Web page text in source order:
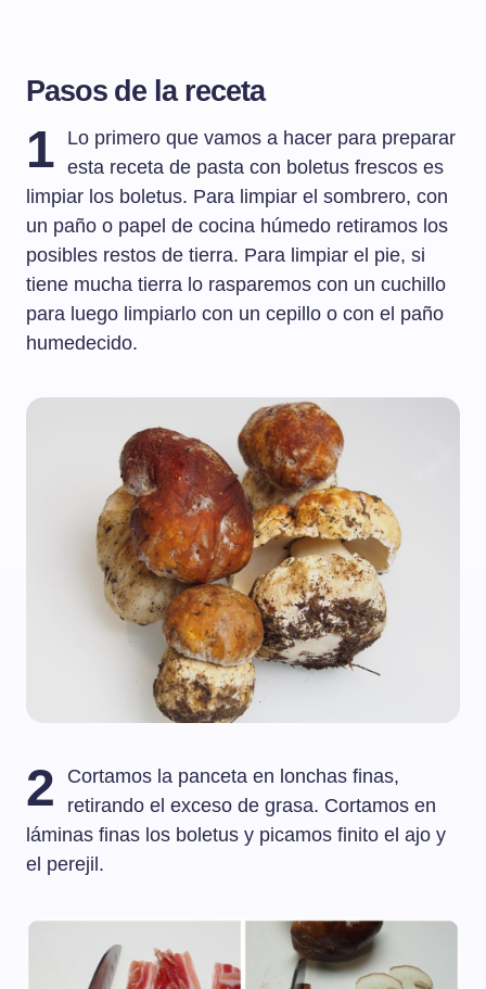
Pasos de la receta
1
Lo primero que vamos a hacer para preparar
esta receta de pasta con boletus frescos es
limpiar los boletus. Para limpiar el sombrero, con
un paño o papel de cocina húmedo retiramos los
posibles restos de tierra. Para limpiar el pie, si
tiene mucha tierra lo rasparemos con un cuchillo
para luego limpiarlo con un cepillo o con el paño
humedecido.
2
Cortamos la panceta en lonchas finas,
retirando el exceso de grasa. Cortamos en
láminas finas los boletus y picamos finito el ajo y
el perejil.